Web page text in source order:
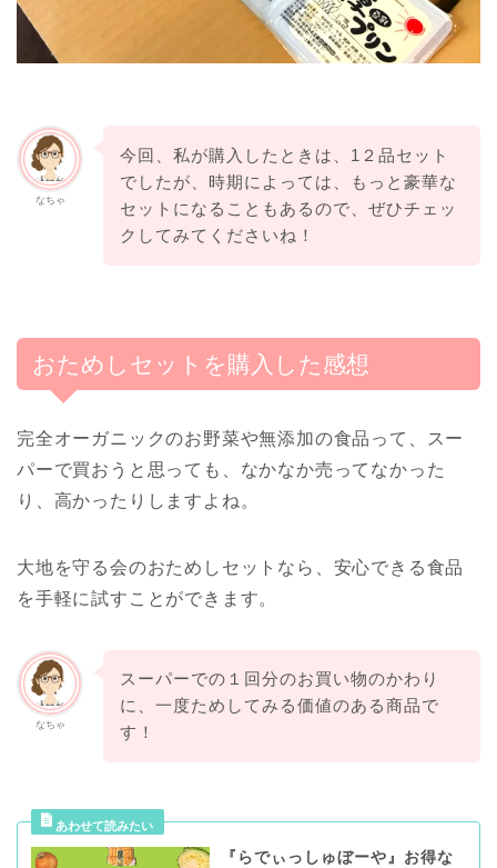
なちゃ
今回、私が購入したときは、1２品セット
でしたが、時期によっては、もっと豪華な
セットになることもあるので、ぜひチェッ
クしてみてくださいね！
おためしセットを購入した感想
完全オーガニックのお野菜や無添加の食品って、スー
パーで買おうと思っても、なかなか売ってなかった
り、高かったりしますよね。
大地を守る会のおためしセットなら、安心できる食品
を手軽に試すことができます。
なちゃ
スーパーでの１回分のお買い物のかわり
に、一度ためしてみる価値のある商品で
す！
『らでぃっしゅぼーや』お得な